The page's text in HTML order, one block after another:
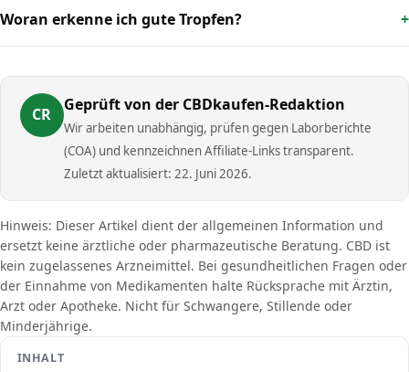
Woran erkenne ich gute Tropfen?
CR
Geprüft von der CBDkaufen-Redaktion
Wir arbeiten unabhängig, prüfen gegen Laborberichte
(COA) und kennzeichnen Affiliate-Links transparent.
Zuletzt aktualisiert: 22. Juni 2026.
Hinweis: Dieser Artikel dient der allgemeinen Information und
ersetzt keine ärztliche oder pharmazeutische Beratung. CBD ist
kein zugelassenes Arzneimittel. Bei gesundheitlichen Fragen oder
der Einnahme von Medikamenten halte Rücksprache mit Ärztin,
Arzt oder Apotheke. Nicht für Schwangere, Stillende oder
Minderjährige.
INHALT